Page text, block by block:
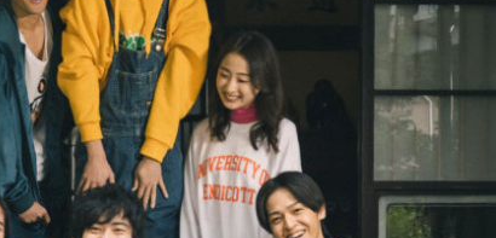
最新達成プロジェクト 調達額が大きいプ